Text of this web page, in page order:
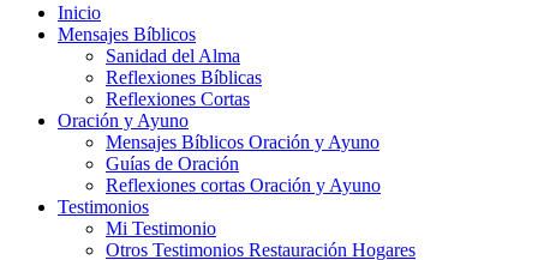
Inicio
Mensajes Bíblicos
Sanidad del Alma
Reflexiones Bíblicas
Reflexiones Cortas
Oración y Ayuno
Mensajes Bíblicos Oración y Ayuno
Guías de Oración
Reflexiones cortas Oración y Ayuno
Testimonios
Mi Testimonio
Otros Testimonios Restauración Hogares